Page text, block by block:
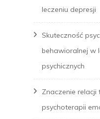
leczeniu depresji
Skuteczność
behawioralnej w
psychicznych
Znaczenie
psychoterapii